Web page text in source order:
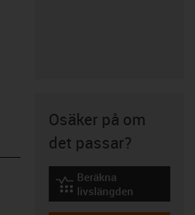
Osäker på om
det passar?
igus-icon-lebensdauerrechner
Beräkna
livslängden